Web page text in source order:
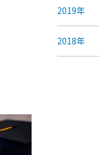
2019年
2018年